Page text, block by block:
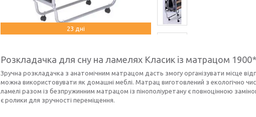
23 дні
Розкладачка для сну на ламелях Класик із матрацом
Зручна розкладачка з анатомічним матрацом дасть змогу організувати місце
можна використовувати як домашні меблі. Матрац виготовлений з екологічно
ламелі разом із безпружинним матрацом із пінополіуретану є повноцінною
є ролики для зручності переміщення.